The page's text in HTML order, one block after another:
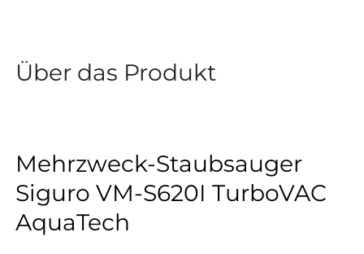
Über das Produkt
Mehrzweck-Staubsauger
Siguro VM-S620I TurboVAC
AquaTech